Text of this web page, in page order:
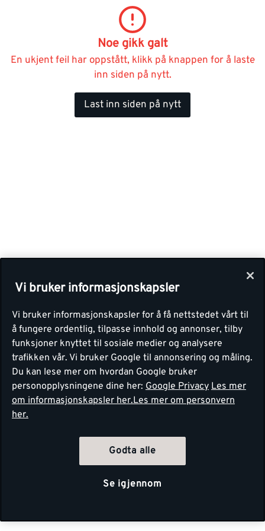
Noe gikk galt
En ukjent feil har oppstått, klikk på knappen for å laste
inn siden på nytt.
Last inn siden på nytt
Vi bruker informasjonskapsler
Vi bruker informasjonskapsler for å få nettstedet vårt til
å fungere ordentlig, tilpasse innhold og annonser, tilby
funksjoner knyttet til sosiale medier og analysere
trafikken vår. Vi bruker Google til annonsering og måling.
Du kan lese mer om hvordan Google bruker
personopplysningene dine her: Google Privacy Les mer
om informasjonskapsler her.Les mer om personvern
her.
Godta alle
Se igjennom